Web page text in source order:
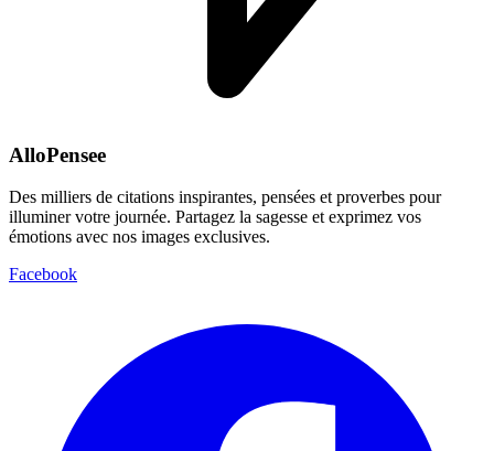
AlloPensee
Des milliers de citations inspirantes, pensées et proverbes pour
illuminer votre journée. Partagez la sagesse et exprimez vos
émotions avec nos images exclusives.
Facebook